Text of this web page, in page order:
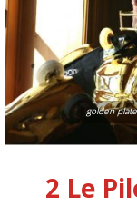
golden
2 Le